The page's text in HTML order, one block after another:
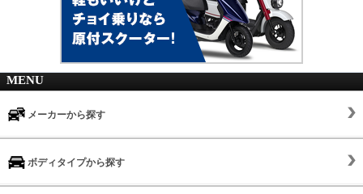
MENU
メーカーから探す
ボディタイプから探す